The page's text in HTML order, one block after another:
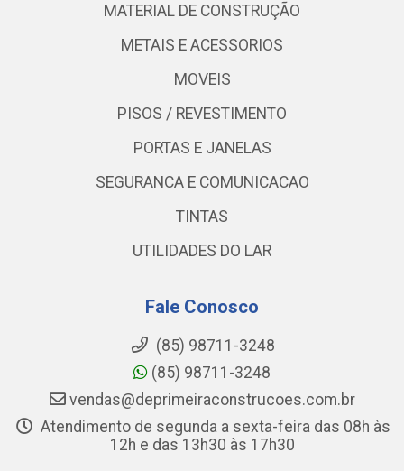
MATERIAL DE CONSTRUÇÃO
METAIS E ACESSORIOS
MOVEIS
PISOS / REVESTIMENTO
PORTAS E JANELAS
SEGURANCA E COMUNICACAO
TINTAS
UTILIDADES DO LAR
Fale Conosco
(85) 98711-3248
(85) 98711-3248
vendas@deprimeiraconstrucoes.com.br
Atendimento de segunda a sexta-feira das 08h às
12h e das 13h30 às 17h30